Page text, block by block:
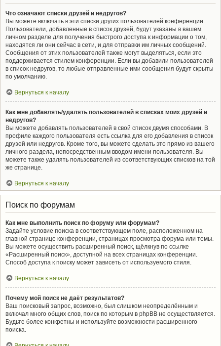
Что означают списки друзей и недругов?
Вы можете включать в эти списки других пользователей конференции.
Пользователи, добавленные в список друзей, будут указаны в вашем
личном разделе для получения быстрого доступа к информации о том,
находятся ли они сейчас в сети, и для отправки им личных сообщений.
Сообщения от этих пользователей также могут выделяться, если это
поддерживается стилем конференции. Если вы добавили пользователей
в список недругов, то любые отправленные ими сообщения будут скрыты
по умолчанию.
Вернуться к началу
Как мне добавлять/удалять пользователей в списках моих друзей и
недругов?
Вы можете добавлять пользователей в свой список двумя способами. В
профиле каждого пользователя есть ссылка для его добавления в список
друзей или недругов. Кроме того, вы можете сделать это прямо из вашего
личного раздела, непосредственным вводом имени пользователя. Вы
можете также удалять пользователей из соответствующих списков на той
же странице.
Вернуться к началу
Поиск по форумам
Как мне выполнить поиск по форуму или форумам?
Задайте условие поиска в соответствующем поле, расположенном на
главной странице конференции, страницах просмотра форума или темы.
Вы можете осуществить расширенный поиск, щёлкнув по ссылке
«Расширенный поиск», доступной на всех страницах конференции.
Способ доступа к поиску может зависеть от используемого стиля.
Вернуться к началу
Почему мой поиск не даёт результатов?
Ваш поисковый запрос, возможно, был слишком неопределённым и
включал много общих слов, поиск по которым в phpBB не осуществляется.
Будьте более конкретны и используйте возможности расширенного
поиска.